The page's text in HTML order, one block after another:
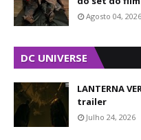
Agosto 04, 2026
DC UNIVERSE
LANTERNA
trailer
Julho 24, 2026